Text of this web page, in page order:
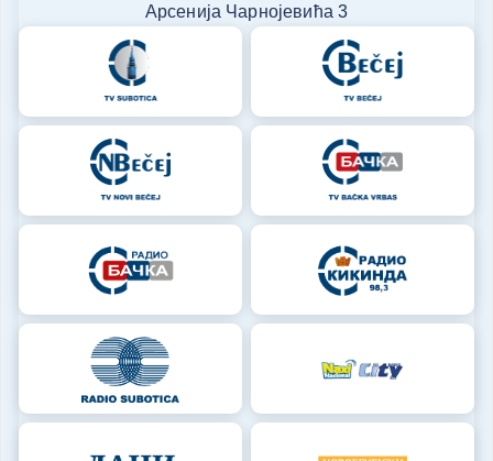
Арсенија Чарнојевића 3